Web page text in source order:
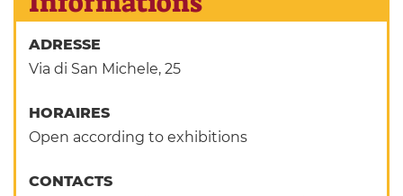
ADRESSE
Via di San Michele, 25
HORAIRES
Open according to exhibitions
CONTACTS